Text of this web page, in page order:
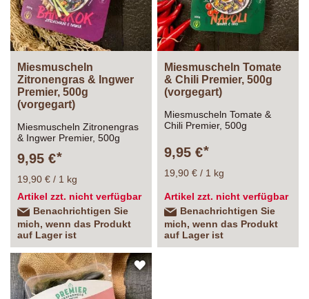
Miesmuscheln
Zitronengras & Ingwer
Premier, 500g
(vorgegart)
Miesmuscheln Zitronengras
& Ingwer Premier, 500g
9,95 €
19,90 € / 1 kg
Artikel zzt. nicht verfügbar
Benachrichtigen Sie
mich, wenn das Produkt
auf Lager ist
Miesmuscheln Tomate
& Chili Premier, 500g
(vorgegart)
Miesmuscheln Tomate &
Chili Premier, 500g
9,95 €
19,90 € / 1 kg
Artikel zzt. nicht verfügbar
Benachrichtigen Sie
mich, wenn das Produkt
auf Lager ist
ZUR
WUNSCHLISTE